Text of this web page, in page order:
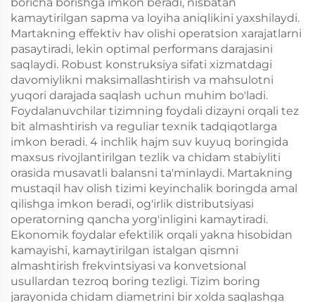
kamaytirilgan sapma va loyiha aniqlikini yaxshilaydi.
Martakning effektiv hav olishi operatsion xarajatlarni
pasaytiradi, lekin optimal performans darajasini
saqlaydi. Robust konstruksiya sifati xizmatdagi
davomiylikni maksimallashtirish va mahsulotni
yuqori darajada saqlash uchun muhim bo'ladi.
Foydalanuvchilar tizimning foydali dizayni orqali tez
bit almashtirish va reguliar texnik tadqiqotlarga
imkon beradi. 4 inchlik hajm suv kuyuq boringida
maxsus rivojlantirilgan tezlik va chidam stabiyliti
orasida musavatli balansni ta'minlaydi. Martakning
mustaqil hav olish tizimi keyinchalik boringda amal
qilishga imkon beradi, og'irlik distributsiyasi
operatorning qancha yorg'inligini kamaytiradi.
Ekonomik foydalar efektilik orqali yakna hisobidan
kamayishi, kamaytirilgan istalgan qismni
almashtirish frekvintsiyasi va konvetsional
usullardan tezroq boring tezligi. Tizim boring
jarayonida chidam diametrini bir xolda saqlashga